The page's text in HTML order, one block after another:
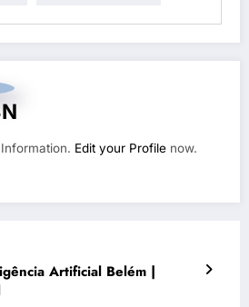
Edit your Profile now.
Artificial Belém |